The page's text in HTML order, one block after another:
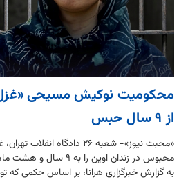
محکومیت نوکیش مسیحی
از ۹ سال حبس
«محبت نیوز»- شعبه ۲۶ دادگاه
محبوس در زندان اوین را
به گزارش خبرگزاری هرانا، بر اساس حکمی که